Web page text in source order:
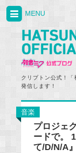
クリプトン公式！
発信します！
MENU
音楽
プロジェ
ードで。
て/D/N/A